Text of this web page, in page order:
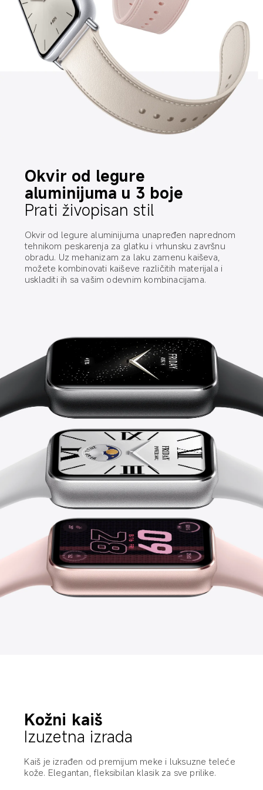
Okvir od legure
aluminijuma u 3 boje
Prati živopisan stil
Okvir od legure aluminijuma unapređen naprednom
tehnikom peskarenja za glatku i vrhunsku završnu
obradu. Uz mehanizam za laku zamenu kaiševa,
možete kombinovati kaiševe različitih materijala i
uskladiti ih sa vašim odevnim kombinacijama.
Kožni kaiš
Izuzetna izrada
Kaiš je izrađen od premijum meke i luksuzne teleće
kože. Elegantan, fleksibilan klasik za sve prilike.